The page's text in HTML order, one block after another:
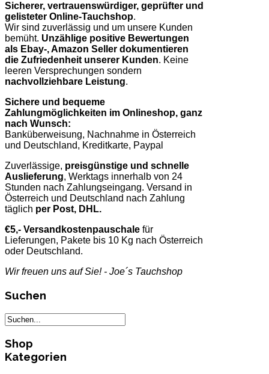
Sicherer, vertrauenswürdiger, geprüfter und
gelisteter Online-Tauchshop.
Wir sind zuverlässig und um unsere Kunden
bemüht. Unzählige positive Bewertungen
als Ebay-, Amazon Seller dokumentieren
die Zufriedenheit unserer Kunden. Keine
leeren Versprechungen sondern
nachvollziehbare Leistung.
Sichere und bequeme
Zahlungmöglichkeiten im Onlineshop, ganz
nach Wunsch:
Banküberweisung, Nachnahme in Österreich
und Deutschland, Kreditkarte, Paypal
Zuverlässige, preisgünstige und schnelle
Auslieferung, Werktags innerhalb von 24
Stunden nach Zahlungseingang. Versand in
Österreich und Deutschland nach Zahlung
täglich per Post, DHL.
€5,- Versandkostenpauschale für
Lieferungen, Pakete bis 10 Kg nach Österreich
oder Deutschland.
Wir freuen uns auf Sie! - Joe´s Tauchshop
Suchen
Shop
Kategorien